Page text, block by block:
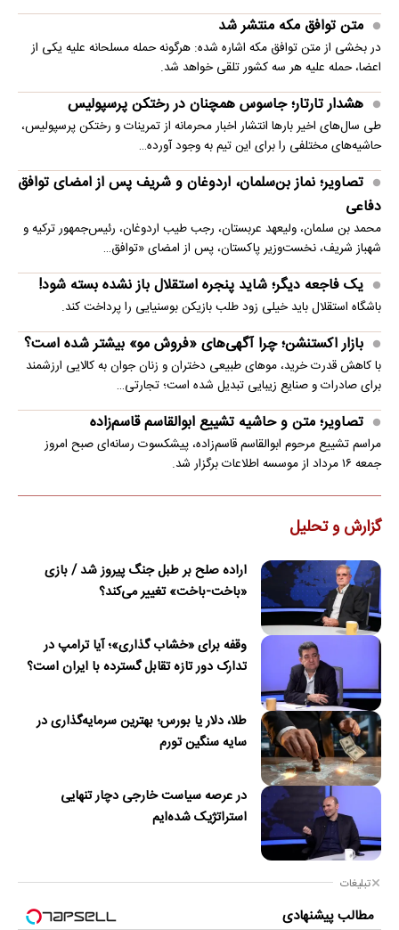
متن توافق مکه منتشر شد
در بخشی از متن توافق مکه اشاره شده: هرگونه حمله مسلحانه علیه یکی از
اعضا، حمله علیه هر سه کشور تلقی خواهد شد.
هشدار تارتار؛ جاسوس همچنان در رختکن پرسپولیس
طی سال‌های اخیر بارها انتشار اخبار محرمانه از تمرینات و رختکن پرسپولیس،
حاشیه‌های مختلفی را برای این تیم به وجود آورده…
تصاویر؛ نماز بن‌سلمان، اردوغان و شریف پس از امضای توافق
دفاعی
محمد بن سلمان، ولیعهد عربستان، رجب طیب اردوغان، رئیس‌جمهور ترکیه و
شهباز شریف، نخست‌وزیر پاکستان، پس از امضای «توافق…
یک فاجعه دیگر؛ شاید پنجره استقلال باز نشده بسته شود!
باشگاه استقلال باید خیلی زود طلب بازیکن بوسنیایی را پرداخت کند.
بازار اکستنشن؛ چرا آگهی‌های «فروش مو» بیشتر شده است؟
با کاهش قدرت خرید، موهای طبیعی دختران و زنان جوان به کالایی ارزشمند
برای صادرات و صنایع زیبایی تبدیل شده است؛ تجارتی…
تصاویر؛ متن و حاشیه تشییع ابوالقاسم قاسم‌زاده
مراسم تشییع مرحوم ابوالقاسم قاسم‌زاده، پیشکسوت رسانه‌ای صبح امروز
جمعه ۱۶ مرداد از موسسه اطلاعات برگزار شد.
گزارش و تحلیل
اراده صلح بر طبل جنگ پیروز شد / بازی
«باخت-باخت» تغییر می‌کند؟
وقفه برای «خشاب گذاری»؛ آیا ترامپ در
تدارک دور تازه تقابل گسترده با ایران است؟
طلا، دلار یا بورس؛ بهترین سرمایه‌گذاری در
سایه سنگین تورم
در عرصه سیاست خارجی دچار تنهایی
استراتژیک شده‌ایم
تبلیغات
مطالب پیشنهادی